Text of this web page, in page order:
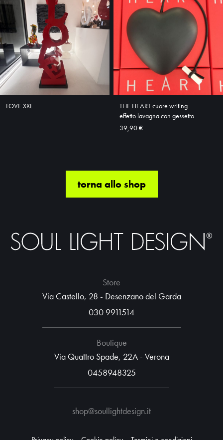
LOVE XXL
THE HEART cuore writing
effetto lavagna con gessetto
39,90 €
torna allo shop
Store
Via Castello, 28 - Desenzano del Garda
030 9911514
Boutique
Via Quattro Spade, 22A - Verona
0458948325
shop@soullightdesign.it